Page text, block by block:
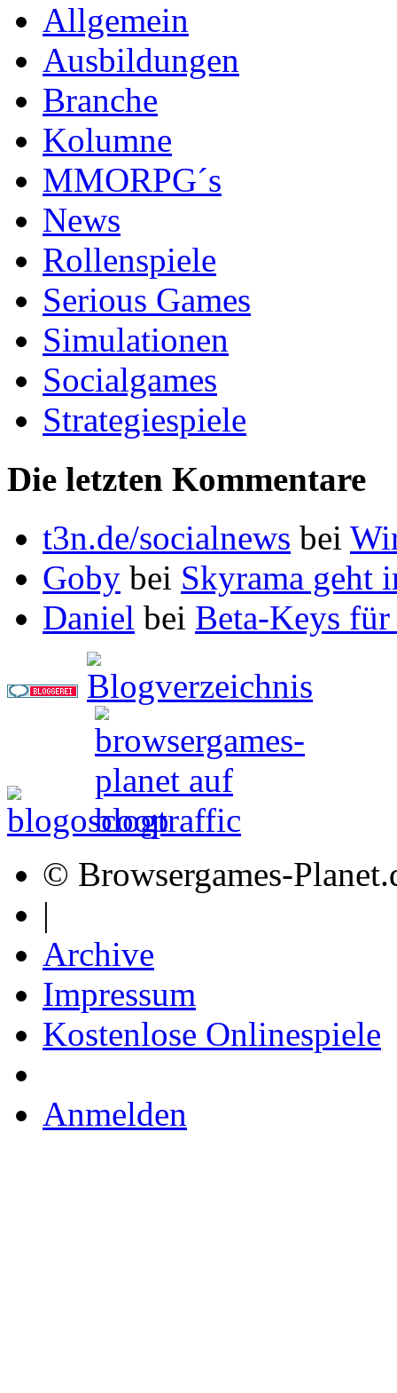
Allgemein
Ausbildungen
Branche
Kolumne
MMORPG´s
News
Rollenspiele
Serious Games
Simulationen
Socialgames
Strategiespiele
Die letzten Kommentare
t3n.de/socialnews bei
Goby bei Skyrama geht
Daniel bei Beta-Keys
© Browsergames-
|
Archive
Impressum
Kostenlose Onlinespiele
Anmelden